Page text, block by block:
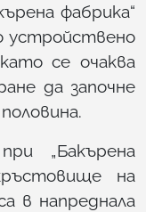
фабрика“
устройствено
се очаква
да започне
„Бакърена
на
в напреднала